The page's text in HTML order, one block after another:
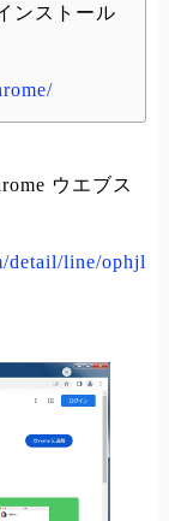
ンストール
ウエブス
detail/line/ophjl